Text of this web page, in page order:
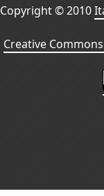
Copyright © 2010
Creative